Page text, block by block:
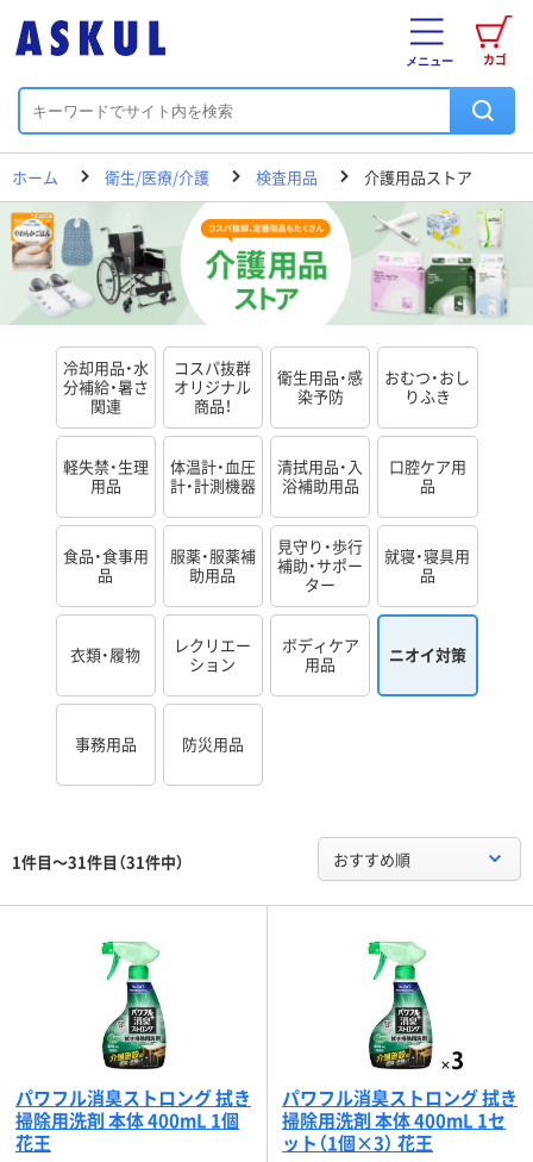
カゴ
メニュー
ホーム 衛生/医療/介護 検査用品 介護用品ストア
冷却用品・水
分補給・暑さ
関連
コスパ抜群
オリジナル
商品！
衛生用品・感
染予防
おむつ・おし
りふき
軽失禁・生理
用品
体温計・血圧
計・計測機器
清拭用品・入
浴補助用品
口腔ケア用
品
食品・食事用
品
服薬・服薬補
助用品
見守り・歩行
補助・サポー
ター
就寝・寝具用
品
衣類・履物
レクリエー
ション
ボディケア
用品
ニオイ対策
事務用品 防災用品
1件目～31件目（31件中） おすすめ順
パワフル消臭ストロング 拭き
掃除用洗剤 本体 400mL 1個
花王
パワフル消臭ストロング 拭き
掃除用洗剤 本体 400mL 1セ
ット（1個×3） 花王